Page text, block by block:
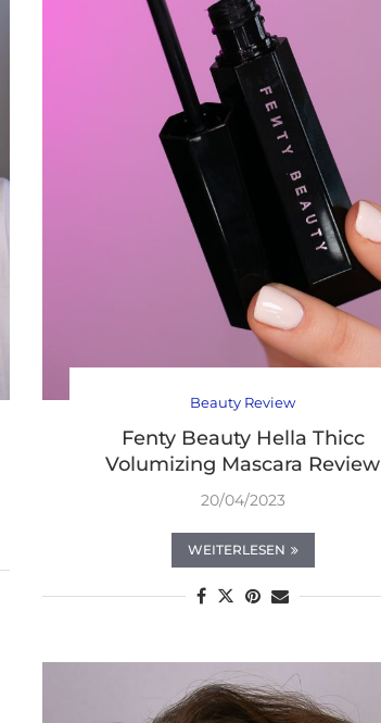
Beauty Review
Fenty Beauty Hella Thicc
Volumizing Mascara Review
20/04/2023
WEITERLESEN